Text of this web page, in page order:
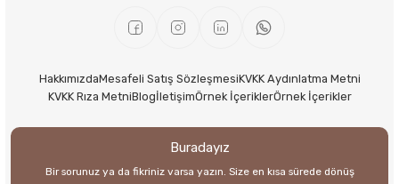
HakkımızdaMesafeli Satış SözleşmesiKVKK Aydınlatma Metni
KVKK Rıza MetniBlogİletişimÖrnek İçeriklerÖrnek İçerikler
Buradayız
Bir sorunuz ya da fikriniz varsa yazın. Size en kısa sürede dönüş